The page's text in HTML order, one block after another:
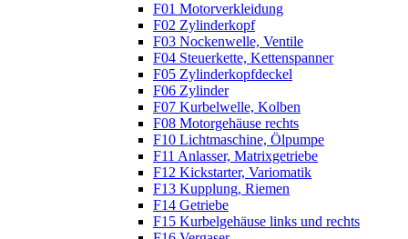
F01 Motorverkleidung
F02 Zylinderkopf
F03 Nockenwelle, Ventile
F04 Steuerkette, Kettenspanner
F05 Zylinderkopfdeckel
F06 Zylinder
F07 Kurbelwelle, Kolben
F08 Motorgehäuse rechts
F10 Lichtmaschine, Ölpumpe
F11 Anlasser, Matrixgetriebe
F12 Kickstarter, Variomatik
F13 Kupplung, Riemen
F14 Getriebe
F15 Kurbelgehäuse links und rechts